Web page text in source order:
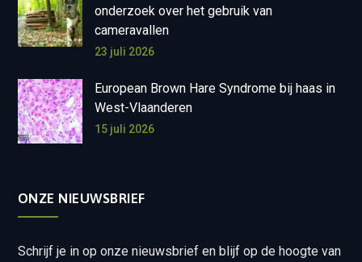
onderzoek over het gebruik van
cameravallen
23 juli 2026
European Brown Hare Syndrome bij haas in
West-Vlaanderen
15 juli 2026
ONZE NIEUWSBRIEF
Schrijf je in op onze nieuwsbrief en blijf op de hoogte van